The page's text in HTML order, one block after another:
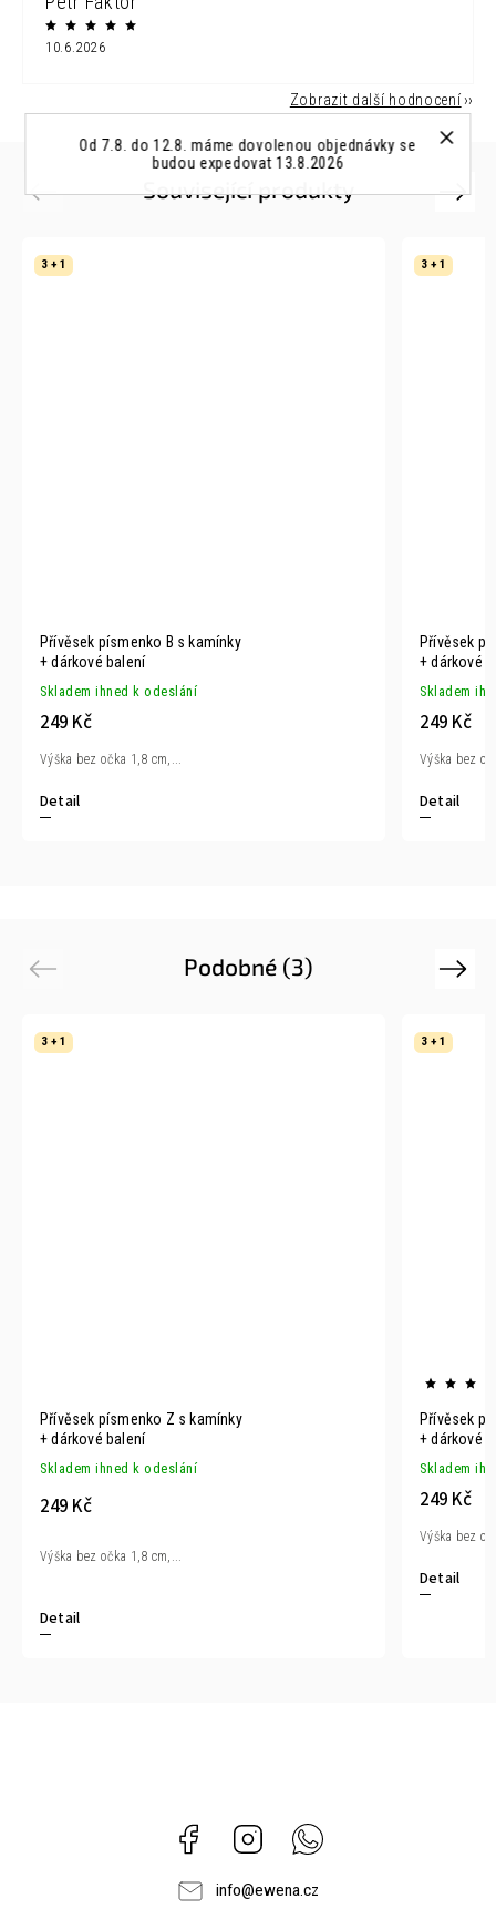
Od 7.8. do 12.8. máme dovolenou objednávky se
budou expedovat 13.8.2026
10.6.2026
Zobrazit další hodnocení
Související produkty
Previous
3 + 1
Přívěsek písmenko B s kamínky
+ dárkové balení
Skladem ihned k odeslání
249 Kč
Detail
Výška bez očka 1,8 cm,...
3 + 1
Přívěsek
+ dárkové
Skladem
249 Kč
Detail
Výška bez
Next
Podobné (3)
Previous
3 + 1
Přívěsek písmenko Z s kamínky
+ dárkové balení
Skladem ihned k odeslání
249 Kč
Detail
Výška bez očka 1,8 cm,...
3 + 1
Přívěsek
+ dárkové
Skladem
249 Kč
Detail
Výška bez
Next
Facebook Instagram
info@ewena.cz